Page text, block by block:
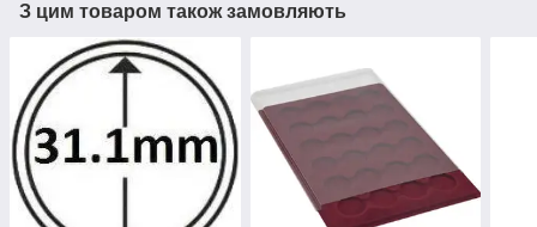
З цим товаром також замовляють